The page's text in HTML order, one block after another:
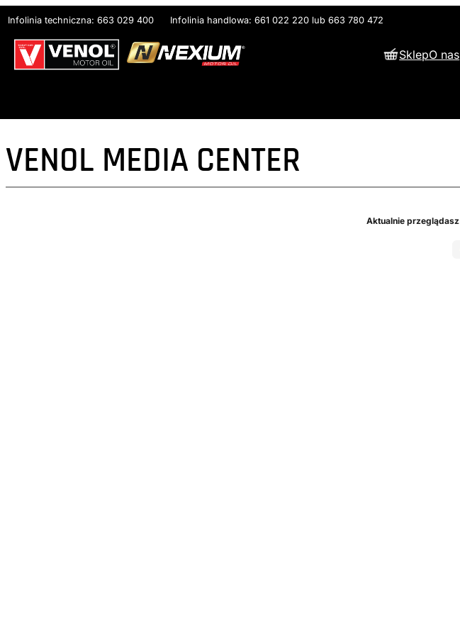
do
treści
Infolinia techniczna: 663 029 400 Infolinia handlowa: 661 022 220 lub 663 780 472
SklepO nas
VENOL MEDIA CENTER
Aktualnie